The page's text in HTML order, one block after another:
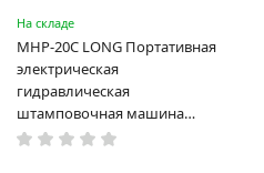
На складе
MHP-20C LONG Портативная
электрическая
гидравлическая
штамповочная машина
высокая мощность и мощный